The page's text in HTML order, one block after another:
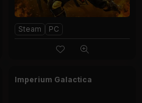
Steam PC
Imperium Galactica